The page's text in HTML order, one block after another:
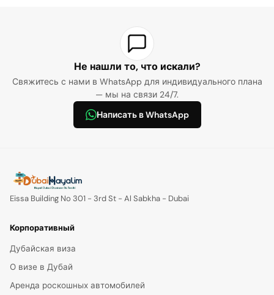
Не нашли то, что искали?
Свяжитесь с нами в WhatsApp для индивидуального плана
— мы на связи 24/7.
Написать в WhatsApp
Eissa Building No 301 - 3rd St - Al Sabkha - Dubai
Корпоративный
Дубайская виза
О визе в Дубай
Аренда роскошных автомобилей